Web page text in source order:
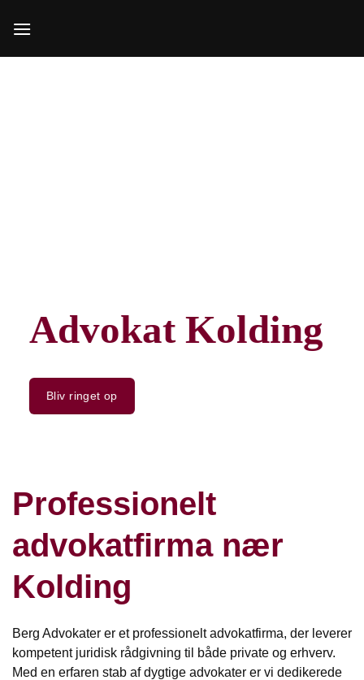
Advokat Kolding
Bliv ringet op
Professionelt
advokatfirma nær
Kolding
Berg Advokater er et professionelt advokatfirma, der leverer
kompetent juridisk rådgivning til både private og erhverv.
Med en erfaren stab af dygtige advokater er vi dedikerede